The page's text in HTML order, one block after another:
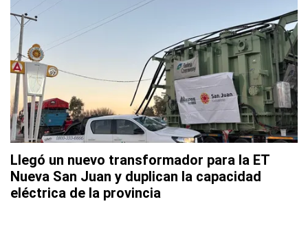
Llegó un nuevo transformador para la ET
Nueva San Juan y duplican la capacidad
eléctrica de la provincia